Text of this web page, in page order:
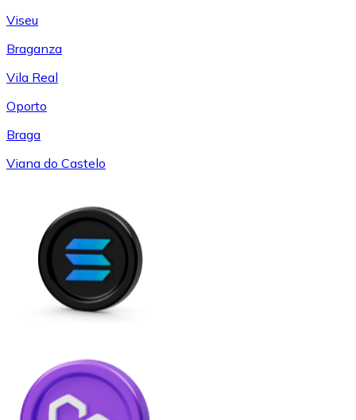
Viseu
Braganza
Vila Real
Oporto
Braga
Viana do Castelo